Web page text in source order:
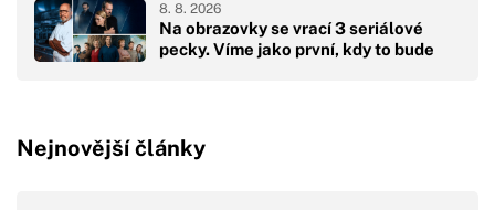
Na obrazovky se vrací 3 seriálové
pecky. Víme jako první, kdy to bude
8. 8. 2026
Nejnovější články